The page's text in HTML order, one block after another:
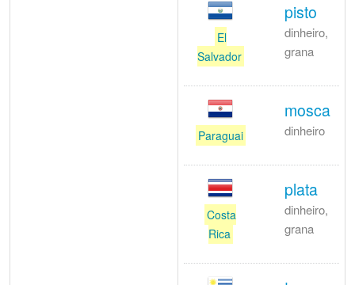
El
Salvador
pisto
dinheiro,
grana
Paraguai
mosca
dinheiro
Costa
Rica
plata
dinheiro,
grana